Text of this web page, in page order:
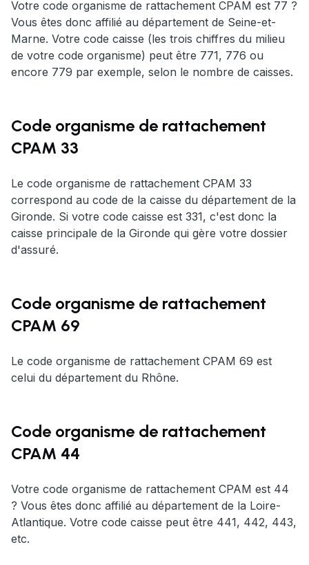
Votre code organisme de rattachement CPAM est 77 ?
Vous êtes donc affilié au département de Seine-et-
Marne. Votre code caisse (les trois chiffres du milieu
de votre code organisme) peut être 771, 776 ou
encore 779 par exemple, selon le nombre de caisses.
Code organisme de rattachement
CPAM 33
Le code organisme de rattachement CPAM 33
correspond au code de la caisse du département de la
Gironde. Si votre code caisse est 331, c'est donc la
caisse principale de la Gironde qui gère votre dossier
d'assuré.
Code organisme de rattachement
CPAM 69
Le code organisme de rattachement CPAM 69 est
celui du département du Rhône.
Code organisme de rattachement
CPAM 44
Votre code organisme de rattachement CPAM est 44
? Vous êtes donc affilié au département de la Loire-
Atlantique. Votre code caisse peut être 441, 442, 443,
etc.